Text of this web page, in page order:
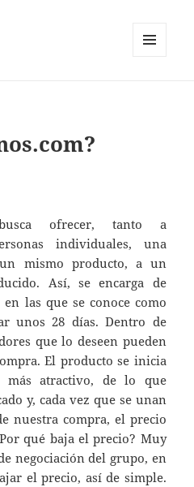
busca ofrecer, tanto a
individuales, una
mismo producto, a un
Así, se encarga de
las que se conoce como
unos 28 días. Dentro de
que lo deseen pueden
El producto se inicia
atractivo, de lo que
y, cada vez que se unan
nuestra compra, el precio
qué baja el precio? Muy
negociación del grupo, en
el precio, así de simple.